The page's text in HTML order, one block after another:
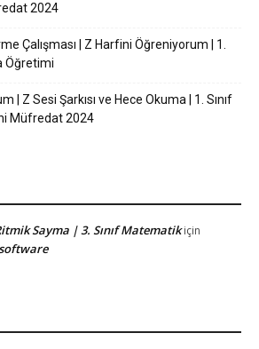
2024
Çalışması | Z Harfini Öğreniyorum | 1.
Öğretimi
| Z Sesi Şarkısı ve Hece Okuma | 1. Sınıf
Müfredat 2024
Sayma | 3. Sınıf Matematikiçin